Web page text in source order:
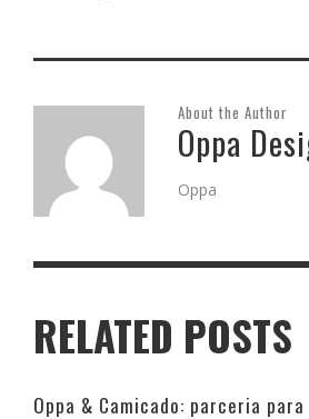
About the Author
Oppa
Oppa
RELATED POSTS
Oppa & Camicado: parceria